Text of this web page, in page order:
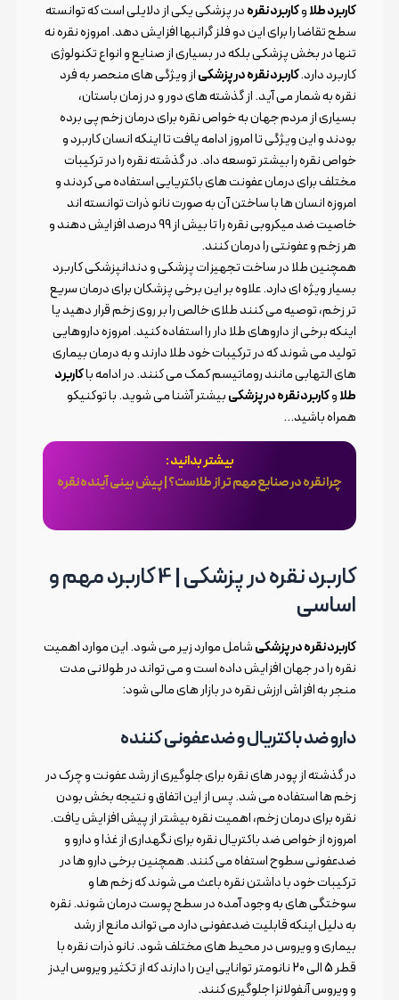
کاربرد طلاوکاربرد نقرهدر پزشکی یکی از دلایلی است که توانسته
سطح تقاضا را برای این دو فلز گرانبها افزایش دهد. امروزه نقره نه
تنها در بخش پزشکی بلکه در بسیاری از صنایع و انواع تکنولوژی
کاربرد دارد.کاربرد نقره در پزشکیاز ویژگی های منحصر به فرد
نقره به شمار می آید. از گذشته های دور و در زمان باستان،
بسیاری از مردم جهان به خواص نقره برای درمان زخم پی برده
بودند و این ویژگی تا امروز ادامه یافت تا اینکه انسان کاربرد و
خواص نقره را بیشتر توسعه داد. در گذشته نقره را در ترکیبات
مختلف برای درمان عفونت های باکتریایی استفاده می کردند و
امروزه انسان ها با ساختن آن به صورت نانو ذرات توانسته اند
خاصیت ضد میکروبی نقره را تا بیش از 99 درصد افزایش دهند و
هر زخم و عفونتی را درمان کنند.
همچنین طلا در ساخت تجهیزات پزشکی و دندانپزشکی کاربرد
بسیار ویژه ای دارد. علاوه بر این برخی پزشکان برای درمان سریع
تر زخم، توصیه می کنند طلای خالص را بر روی زخم قرار دهید یا
اینکه برخی از داروهای طلا دار را استفاده کنید. امروزه داروهایی
تولید می شوند که در ترکیبات خود طلا دارند و به درمان بیماری
های التهابی مانند روماتیسم کمک می کنند. در ادامه باکاربرد
طلاوکاربرد نقره در پزشکیبیشتر آشنا می شوید. با توکنیکو
همراه باشید…
بیشتر بدانید :
چرا نقره در صنایع مهم تر از طلاست؟ | پیش بینی آینده نقره
کاربرد نقره در پزشکی | 4 کاربرد مهم و
اساسی
کاربرد نقره در پزشکیشامل موارد زیر می شود. این موارد اهمیت
نقره را در جهان افزایش داده است و می تواند در طولانی مدت
منجر به افزاش ارزش نقره در بازار های مالی شود:
دارو ضد باکتریال و ضدعفونی کننده
در گذشته از پودر های نقره برای جلوگیری از رشد عفونت و چرک در
زخم ها استفاده می شد. پس از این اتفاق و نتیجه بخش بودن
نقره برای درمان زخم، اهمیت نقره بیشتر از پیش افزایش یافت.
امروزه از خواص ضد باکتریال نقره برای نگهداری از غذا و دارو و
ضدعفونی سطوح استفاه می کنند. همچنین برخی دارو ها در
ترکیبات خود با داشتن نقره باعث می شوند که زخم ها و
سوختگی های به وجود آمده در سطح پوست درمان شوند. نقره
به دلیل اینکه قابلیت ضدعفونی دارد می تواند مانع از رشد
بیماری و ویروس در محیط های مختلف شود. نانو ذرات نقره با
قطر 5 الی 20 نانومتر توانایی این را دارند که از تکثیر ویروس ایدز
و ویروس آنفولانزا جلوگیری کنند.